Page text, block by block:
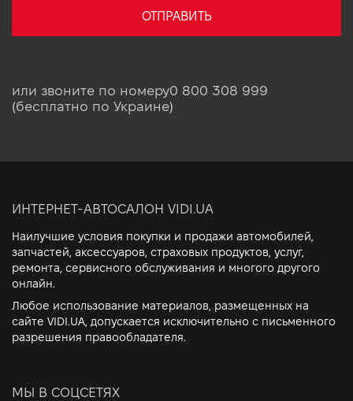
ОТПРАВИТЬ
или звоните по номеру0 800 308 999
(бесплатно по Украине)
ИНТЕРНЕТ-АВТОСАЛОН VIDI.UA
Наилучшие условия покупки и продажи автомобилей,
запчастей, аксессуаров, страховых продуктов, услуг,
ремонта, сервисного обслуживания и многого другого
онлайн.
Любое использование материалов, размещенных на
сайте VIDI.UA, допускается исключительно с письменного
разрешения правообладателя.
МЫ В СОЦСЕТЯХ